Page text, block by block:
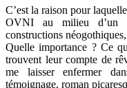
C’est la raison pour
OVNI au milieu d’un
constructions
Quelle importance ? Ce
trouvent leur compte de
me laisser enfermer
témoignage, roman